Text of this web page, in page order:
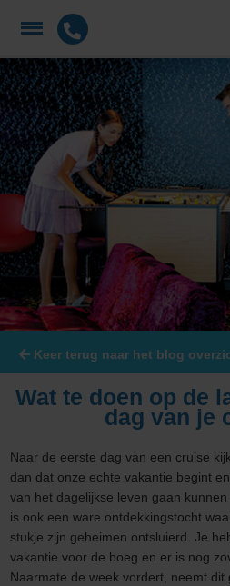
Keer terug naar het blog
Wat te doen op de
dag van je
Naar de eerste dag van een cruise
dan dat onze echte vakantie begint
van het dagelijkse leven gaan
is ook een ware ontdekkingstocht
stukje zijn geheimen ontsluierd. Je
vakantie voor de boeg en er is nog
Naarmate de week vordert, neemt